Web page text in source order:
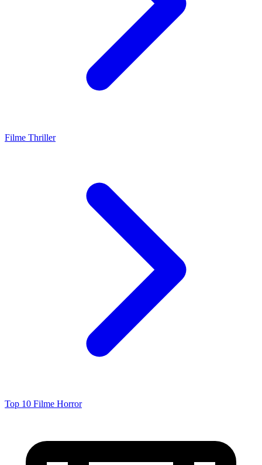
Filme Thriller
Top 10 Filme Horror